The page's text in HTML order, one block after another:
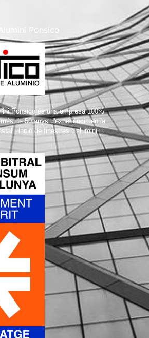
Ponsico
Ponsico és una empresa 100%
de 50 anys d'experiència en la
· lació de finestres d'alumini i